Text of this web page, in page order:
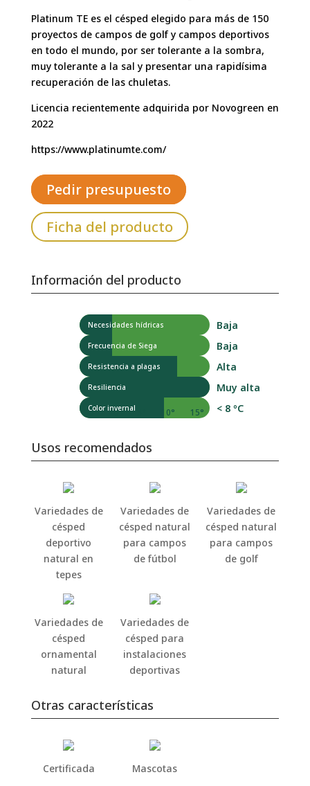
Platinum TE es el césped elegido para más de 150
proyectos de campos de golf y campos deportivos
en todo el mundo, por ser tolerante a la sombra,
muy tolerante a la sal y presentar una rapidísima
recuperación de las chuletas.
Licencia recientemente adquirida por Novogreen en
2022
https://www.platinumte.com/
Pedir presupuesto
Ficha del producto
Información del producto
Necesidades hídricas Baja
Frecuencia de Siega Baja
Resistencia a plagas Alta
Resiliencia Muy alta
Color invernal < 8 ºC
-5° 0° 10° 15°
Usos recomendados
Variedades de
césped
deportivo
natural en
tepes
Variedades de
césped natural
para campos
de fútbol
Variedades de
césped natural
para campos
de golf
Variedades de
césped
ornamental
natural
Variedades de
césped para
instalaciones
deportivas
Otras características
Certificada Mascotas